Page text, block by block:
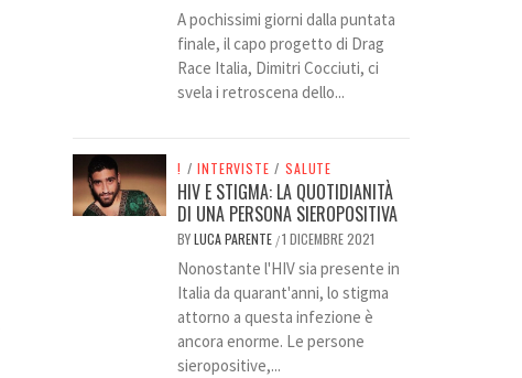
A pochissimi giorni dalla puntata
finale, il capo progetto di Drag
Race Italia, Dimitri Cocciuti, ci
svela i retroscena dello...
! / INTERVISTE / SALUTE
HIV E STIGMA: LA QUOTIDIANITÀ
DI UNA PERSONA SIEROPOSITIVA
BYLUCA PARENTE /1 DICEMBRE 2021
Nonostante l'HIV sia presente in
Italia da quarant'anni, lo stigma
attorno a questa infezione è
ancora enorme. Le persone
sieropositive,...